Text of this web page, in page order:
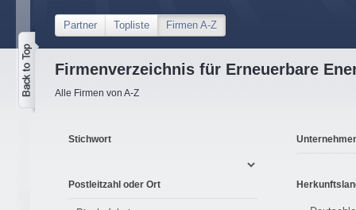
Partner Topliste Firmen A-Z
Firmenverzeichnis für Erneuerbare
Alle Firmen von A-Z
Stichwort
Postleitzahl oder Ort